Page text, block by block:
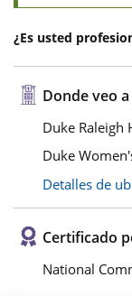
¿Es usted
Donde veo
Duke Raleigh
Duke
Detalles de
Certificado
National